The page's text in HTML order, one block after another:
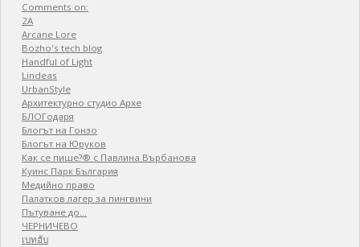
Comments on:
2A
Arcane Lore
Bozho's tech blog
Handful of Light
Lindeas
UrbanStyle
Архитектурно студио Архе
БЛОГодаря
Блогът на Гонзо
Блогът на Юруков
Как се пише?® с Павлина Върбанова
Куинс Парк България
Медийно право
Палатков лагер зa пингвини
Пътуване до…
ЧЕРНИЧЕВО
เบทฮับ